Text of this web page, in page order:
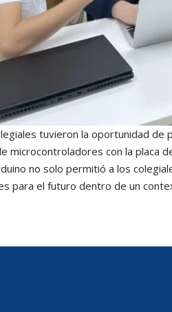
tuvieron la oportunidad
microcontroladores con la placa
no solo permitió a los
para el futuro dentro de un